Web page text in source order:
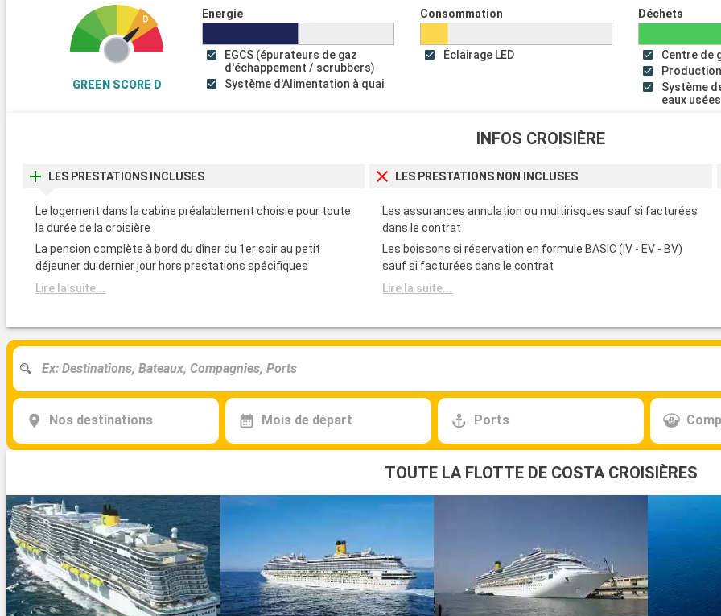
GREEN SCORE D
Energie
EGCS (épurateurs de gaz
d'échappement / scrubbers)
Système d'Alimentation à quai
Consommation
Éclairage LED
Déchets
Centre de
Système
eaux usées
INFOS CROISIÈRE
LES PRESTATIONS INCLUSES
Le logement dans la cabine préalablement choisie pour toute
la durée de la croisière
La pension complète à bord du dîner du 1er soir au petit
déjeuner du dernier jour hors prestations spécifiques
Lire la suite...
LES PRESTATIONS NON INCLUSES
Les assurances annulation ou multirisques sauf si facturées
dans le contrat
Les boissons si réservation en formule BASIC (IV - EV - BV)
sauf si facturées dans le contrat
Lire la suite...
Nos destinations Mois de départ Ports
TOUTE LA FLOTTE DE COSTA CROISIÈRES